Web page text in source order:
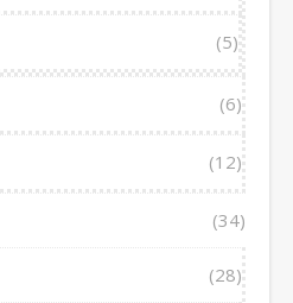
(5)
(6)
(12)
(34)
(28)